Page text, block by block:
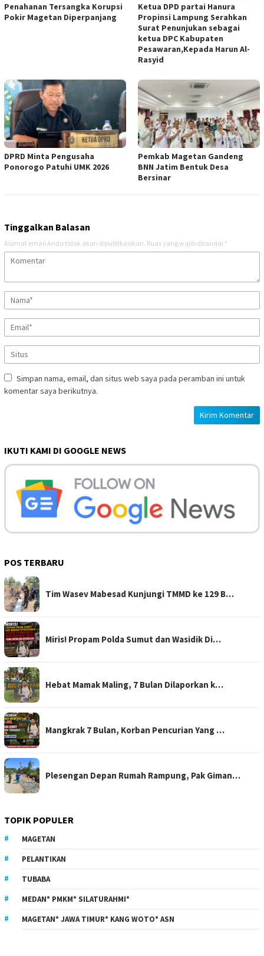
Penahanan Tersangka Korupsi
Pokir Magetan Diperpanjang
Ketua DPD partai Hanura
Propinsi Lampung Serahkan
Surat Penunjukan sebagai
ketua DPC Kabupaten
Pesawaran,Kepada Harun Al-
Rasyid
DPRD Minta Pengusaha
Ponorogo Patuhi UMK 2026
Pemkab Magetan Gandeng
BNN Jatim Bentuk Desa
Bersinar
Tinggalkan Balasan
Alamat email Anda tidak akan dipublikasikan. Ruas yang wajib ditandai *
Simpan nama, email, dan situs web saya pada peramban ini untuk
komentar saya berikutnya.
IKUTI KAMI DI GOOGLE NEWS
POS TERBARU
Tim Wasev Mabesad Kunjungi TMMD ke 129 B…
Miris! Propam Polda Sumut dan Wasidik Di…
Hebat Mamak Maling, 7 Bulan Dilaporkan k…
Mangkrak 7 Bulan, Korban Pencurian Yang …
Plesengan Depan Rumah Rampung, Pak Giman…
TOPIK POPULER
MAGETAN
PELANTIKAN
TUBABA
MEDAN* PMKM* SILATURAHMI*
MAGETAN* JAWA TIMUR* KANG WOTO* ASN